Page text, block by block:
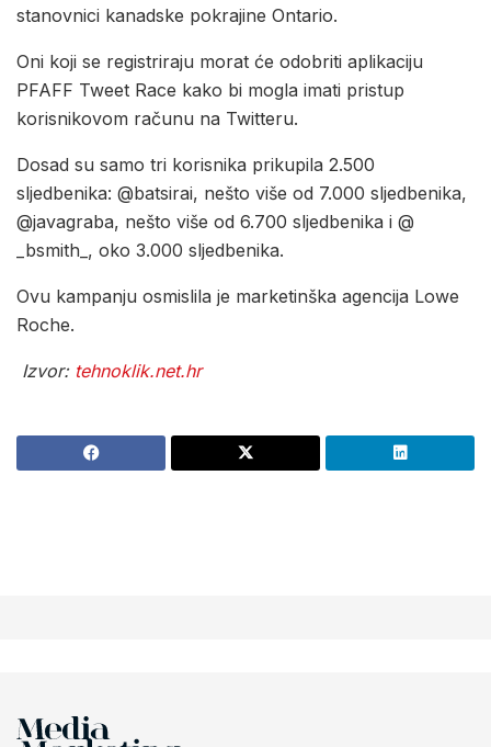
stanovnici kanadske pokrajine Ontario.
Oni koji se registriraju morat će odobriti aplikaciju
PFAFF Tweet Race kako bi mogla imati pristup
korisnikovom računu na Twitteru.
Dosad su samo tri korisnika prikupila 2.500
sljedbenika: @batsirai, nešto više od 7.000 sljedbenika,
@javagraba, nešto više od 6.700 sljedbenika i @
_bsmith_, oko 3.000 sljedbenika.
Ovu kampanju osmislila je marketinška agencija Lowe
Roche.
Izvor: tehnoklik.net.hr